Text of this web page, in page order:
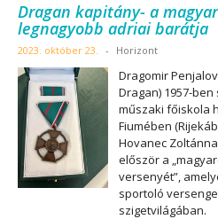
Dragan kapitány- a
legnagyobb adriai barátja
2023. október 23. - Horizont
Dragomir
Dragan) 1957-
műszaki főiskola
Fiumében
Hovanec
először a
versenyét”,
sportoló
szigetvilágában.